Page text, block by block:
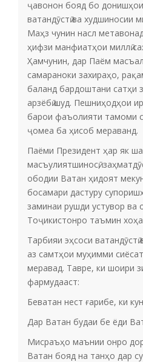
ҷавонон бояд бо донишҳои
ватандӯстӣ ва худшиносии
Маҳз чунин насл
ҳифзи манфиатҳои миллӣ
Ҳамчунин, дар Паём
самараноки захираҳо,
баланд бардоштани сатҳи
арзёбӣ шуд. Пешниҳодҳои
барои фаъолияти тамоми
ҷомеа ба ҳисоб мераванд.
Паёми Президент ҳар як
масъулиятшиносӣ,
ободии Ватан ҳидоят
босамари дастуру
заминаи рушди устувор ва
Тоҷикистонро таъмин
Тарбияи эҳсоси ватандӯстӣ
аз самтҳои муҳимми
меравад. Тавре, ки шоири
фармудааст:
Беватан нест ғарибе, ки
Дар Ватан будаи бе ёди
Мисраъҳо маънии онро
Ватан бояд на танҳо дар